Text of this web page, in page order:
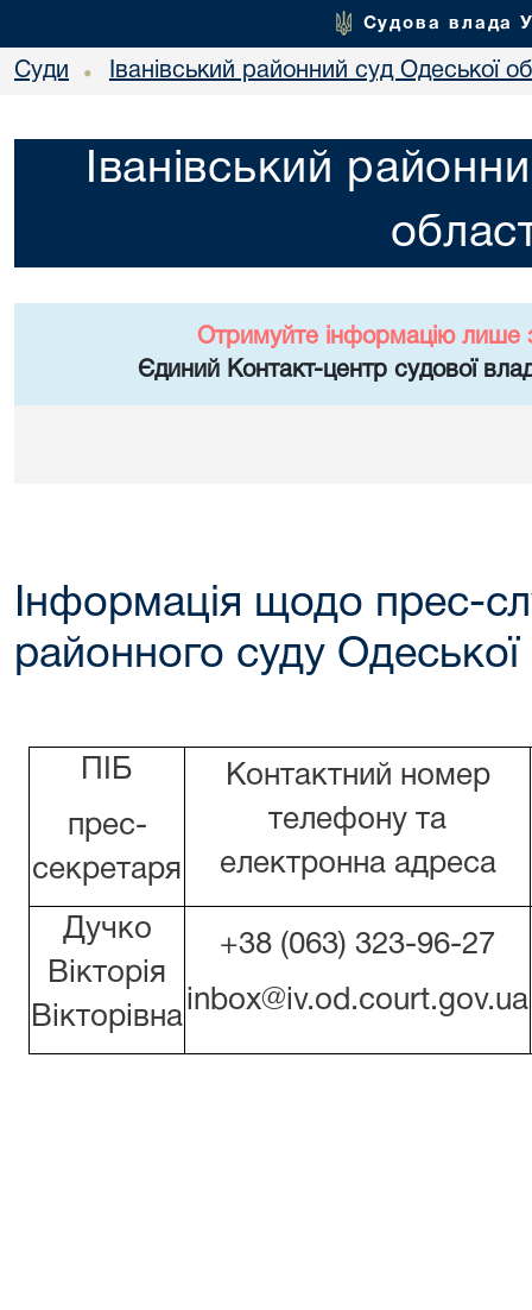
Судова влада
Суди • Іванівський районний суд Одеської
Іванівський
Отримуйте інформацію лише
Єдиний Контакт-центр судової
Інформація щодо прес-
районного суду Одеської
ПІБ
прес-
секретаря
Контактний номер
телефону та
електронна адреса
Дучко
Вікторія
Вікторівна
+38 (063) 323-96-27
inbox@iv.od.court.gov.ua